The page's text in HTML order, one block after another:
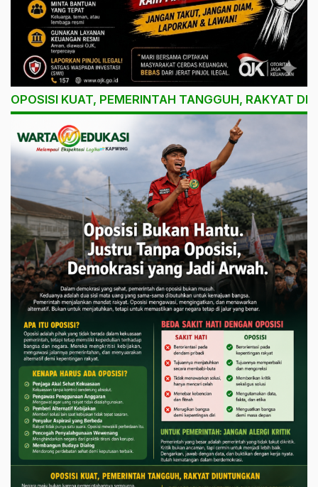
OPOSISI KUAT, PEMERINTAH TANGGUH, RAKYAT